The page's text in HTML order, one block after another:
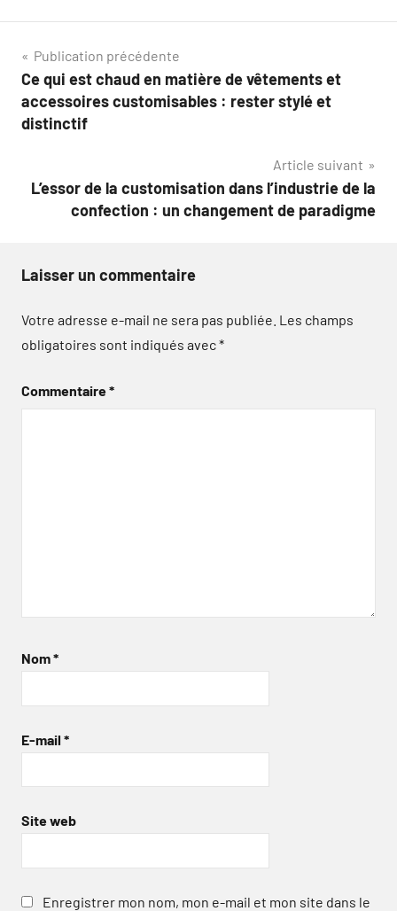
Navigation
de
l’article
Publication précédente
Ce qui est chaud en matière de vêtements et
accessoires customisables : rester stylé et
distinctif
Article suivant
L’essor de la customisation dans l’industrie de la
confection : un changement de paradigme
Laisser un commentaire
Votre adresse e-mail ne sera pas publiée. Les champs
obligatoires sont indiqués avec*
Commentaire*
Nom*
E-mail *
Site web
Enregistrer mon nom, mon e-mail et mon site dans le